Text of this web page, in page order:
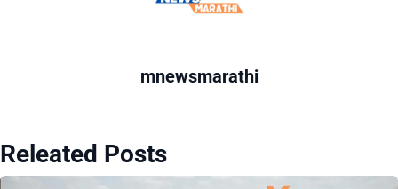
mnewsmarathi
Releated Posts